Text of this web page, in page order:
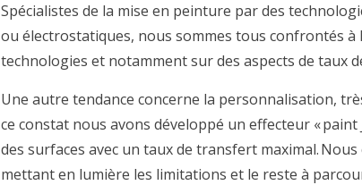
Spécialistes de la mise en peinture par des
ou électrostatiques, nous sommes tous confrontés à
technologies et notamment sur des aspects de taux
Une autre tendance concerne la personnalisation,
ce constat nous avons développé un effecteur «
des surfaces avec un taux de transfert maximal. Nous
mettant en lumière les limitations et le reste à